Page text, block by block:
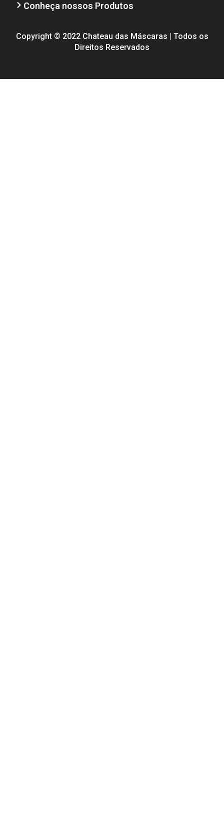
Conheça nossos Produtos
Copyright © 2022 Chateau das Máscaras | Todos os
Direitos Reservados